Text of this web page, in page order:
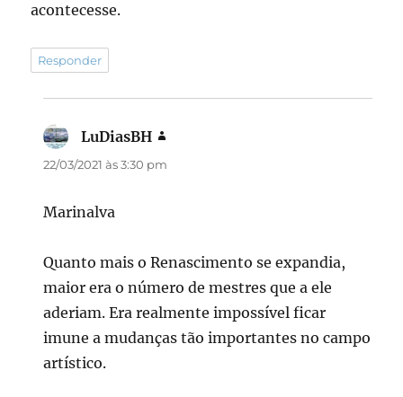
acontecesse.
Responder
LuDiasBH
22/03/2021 às 3:30 pm
Marinalva
Quanto mais o Renascimento se expandia,
maior era o número de mestres que a ele
aderiam. Era realmente impossível ficar
imune a mudanças tão importantes no campo
artístico.